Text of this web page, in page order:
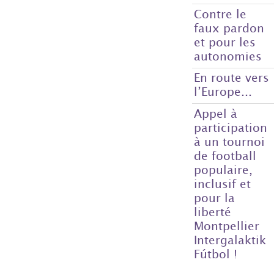
Contre le
faux pardon
et pour les
autonomies
En route vers
l’Europe...
Appel à
participation
à un tournoi
de football
populaire,
inclusif et
pour la
liberté
Montpellier
Intergalaktik
Fútbol !